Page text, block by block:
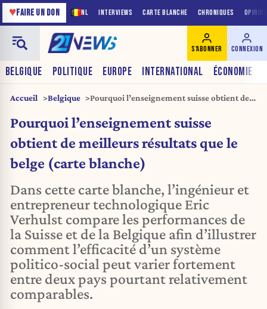
NL INTERVIEWS CARTE BLANCHE CHRONIQUES
♥FAIRE UN DON
BELGIQUE POLITIQUE EUROPE INTERNATIONAL ÉCONOMIE
S'ABONNER CONNEXION
Accueil Belgique
Pourquoi l’enseignement suisse obtient de
blanche)
Pourquoi l’enseignement suisse
obtient de meilleurs résultats que le
belge (carte blanche)
Dans cette carte blanche, l’ingénieur et
entrepreneur technologique Eric
Verhulst compare les performances de
la Suisse et de la Belgique afin d’illustrer
comment l’efficacité d’un système
politico-social peut varier fortement
entre deux pays pourtant relativement
comparables.